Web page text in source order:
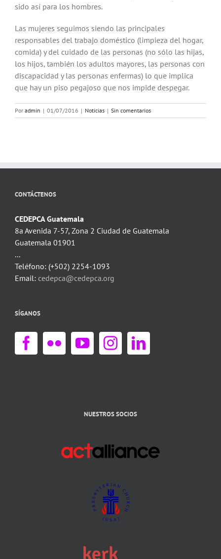
sido así para los hombres.
Las mujeres seguimos siendo las principales
responsables del trabajo doméstico (limpieza del hogar,
comida) y del cuidado de las personas (no sólo las hijas,
los hijos, también los adultos mayores, las personas con
discapacidad y las personas enfermas) lo que implica
que hay un piso pegajoso que nos impide despegar.
Por admin | 01/07/2016 | Noticias | Sin comentarios
CONTÁCTENOS
CEDEPCA Guatemala
8a Avenida 7-57, Zona 2 Ciudad de Guatemala
Guatemala 01901
...
Teléfono: (+502) 2254-1093
Email: cedepca@cedepca.org
SÍGANOS
NUESTROS SOCIOS